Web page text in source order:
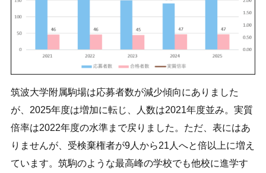
筑波大学附属駒場は応募者数が減少傾向にありました
が、2025年度は増加に転じ、人数は2021年度並み。実質
倍率は2022年度の水準まで戻りました。ただ、表にはあ
りませんが、受検棄権者が9人から21人へと倍以上に増え
ています。筑駒のような最高峰の学校でも他校に進学す